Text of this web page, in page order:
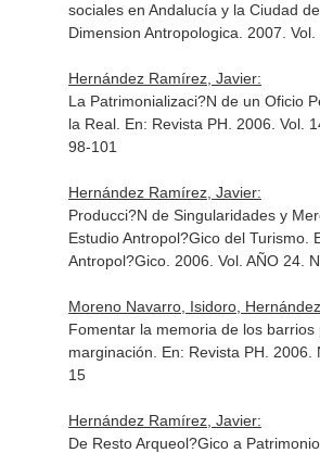
sociales en Andalucía y la Ciudad
Dimension Antropologica . 2007.
Hernández Ramírez, Javier:
La Patrimonializaci?N de un Oficio
la Real. En: Revista PH . 2006. Vol.
98-101
Hernández Ramírez, Javier:
Producci?N de Singularidades y
Estudio Antropol?Gico del Turismo.
Antropol?Gico. 2006. Vol. AÑO 24.
Moreno Navarro, Isidoro,
Fomentar la memoria de los barrios
marginación. En: Revista PH .
15
Hernández Ramírez, Javier:
De Resto Arqueol?Gico a